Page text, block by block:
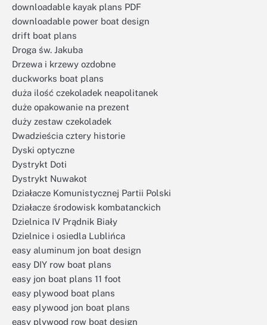
downloadable kayak plans PDF
downloadable power boat design
drift boat plans
Droga św. Jakuba
Drzewa i krzewy ozdobne
duckworks boat plans
duża ilość czekoladek neapolitanek
duże opakowanie na prezent
duży zestaw czekoladek
Dwadzieścia cztery historie
Dyski optyczne
Dystrykt Doti
Dystrykt Nuwakot
Działacze Komunistycznej Partii Polski
Działacze środowisk kombatanckich
Dzielnica IV Prądnik Biały
Dzielnice i osiedla Lublińca
easy aluminum jon boat design
easy DIY row boat plans
easy jon boat plans 11 foot
easy plywood boat plans
easy plywood jon boat plans
easy plywood row boat design